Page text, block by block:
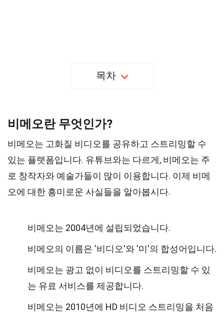
목차
비메오란 무엇인가?
비메오는 고화질 비디오를 공유하고 스트리밍할 수
있는 플랫폼입니다. 유튜브와는 다르게, 비메오는 주
로 창작자와 예술가들이 많이 이용합니다. 이제 비메
오에 대한 흥미로운 사실들을 알아봅시다.
비메오는 2004년에 설립되었습니다.
비메오의 이름은 '비디오'와 '미'의 합성어입니다.
비메오는 광고 없이 비디오를 스트리밍할 수 있
는 유료 서비스를 제공합니다.
비메오는 2010년에 HD 비디오 스트리밍을 처음